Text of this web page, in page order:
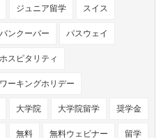
ジュニア留学 スイス
バンクーバー パスウェイ
ホスピタリティ
ワーキングホリデー
大学院 大学院留学 奨学金
無料 無料ウェビナー 留学